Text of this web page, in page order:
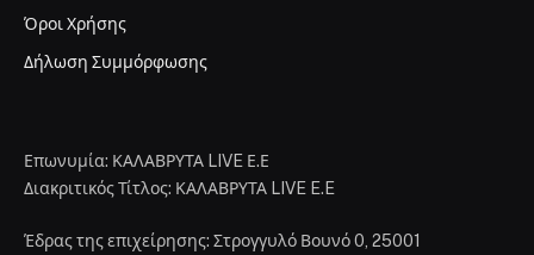
Όροι Χρήσης
Δήλωση Συμμόρφωσης
Επωνυμία: ΚΑΛΑΒΡΥΤΑ LIVE Ε.Ε
Διακριτικός Τίτλος: ΚΑΛΑΒΡΥΤΑ LIVE E.E
Έδρας της επιχείρησης: Στρογγυλό Βουνό 0, 25001